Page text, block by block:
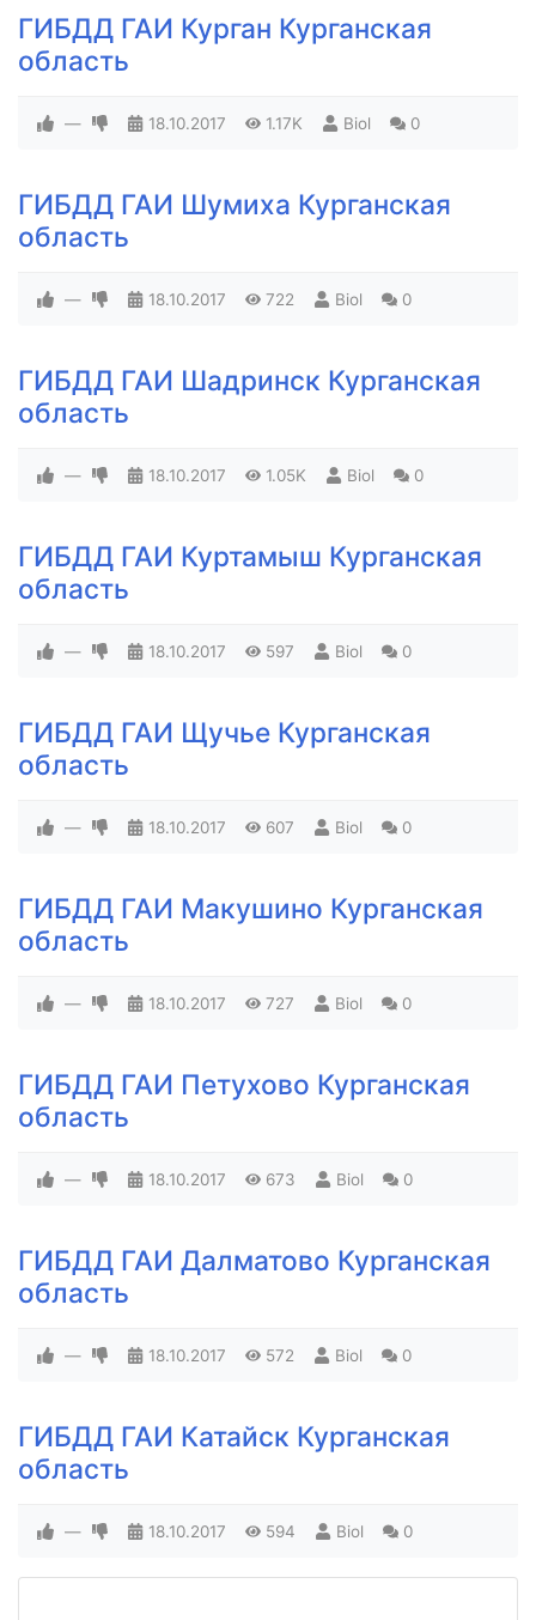
ГИБДД ГАИ Курган Курганская
область
— 18.10.2017 1.17K Biol 0
ГИБДД ГАИ Шумиха Курганская
область
— 18.10.2017 722 Biol 0
ГИБДД ГАИ Шадринск Курганская
область
— 18.10.2017 1.05K Biol 0
ГИБДД ГАИ Куртамыш Курганская
область
— 18.10.2017 597 Biol 0
ГИБДД ГАИ Щучье Курганская
область
— 18.10.2017 607 Biol 0
ГИБДД ГАИ Макушино Курганская
область
— 18.10.2017 727 Biol 0
ГИБДД ГАИ Петухово Курганская
область
— 18.10.2017 673 Biol 0
ГИБДД ГАИ Далматово Курганская
область
— 18.10.2017 572 Biol 0
ГИБДД ГАИ Катайск Курганская
область
— 18.10.2017 594 Biol 0